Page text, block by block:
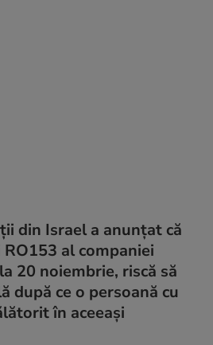
din Israel a anunţat că
al companiei
20 noiembrie, riscă să
după ce o persoană cu
în aceeași